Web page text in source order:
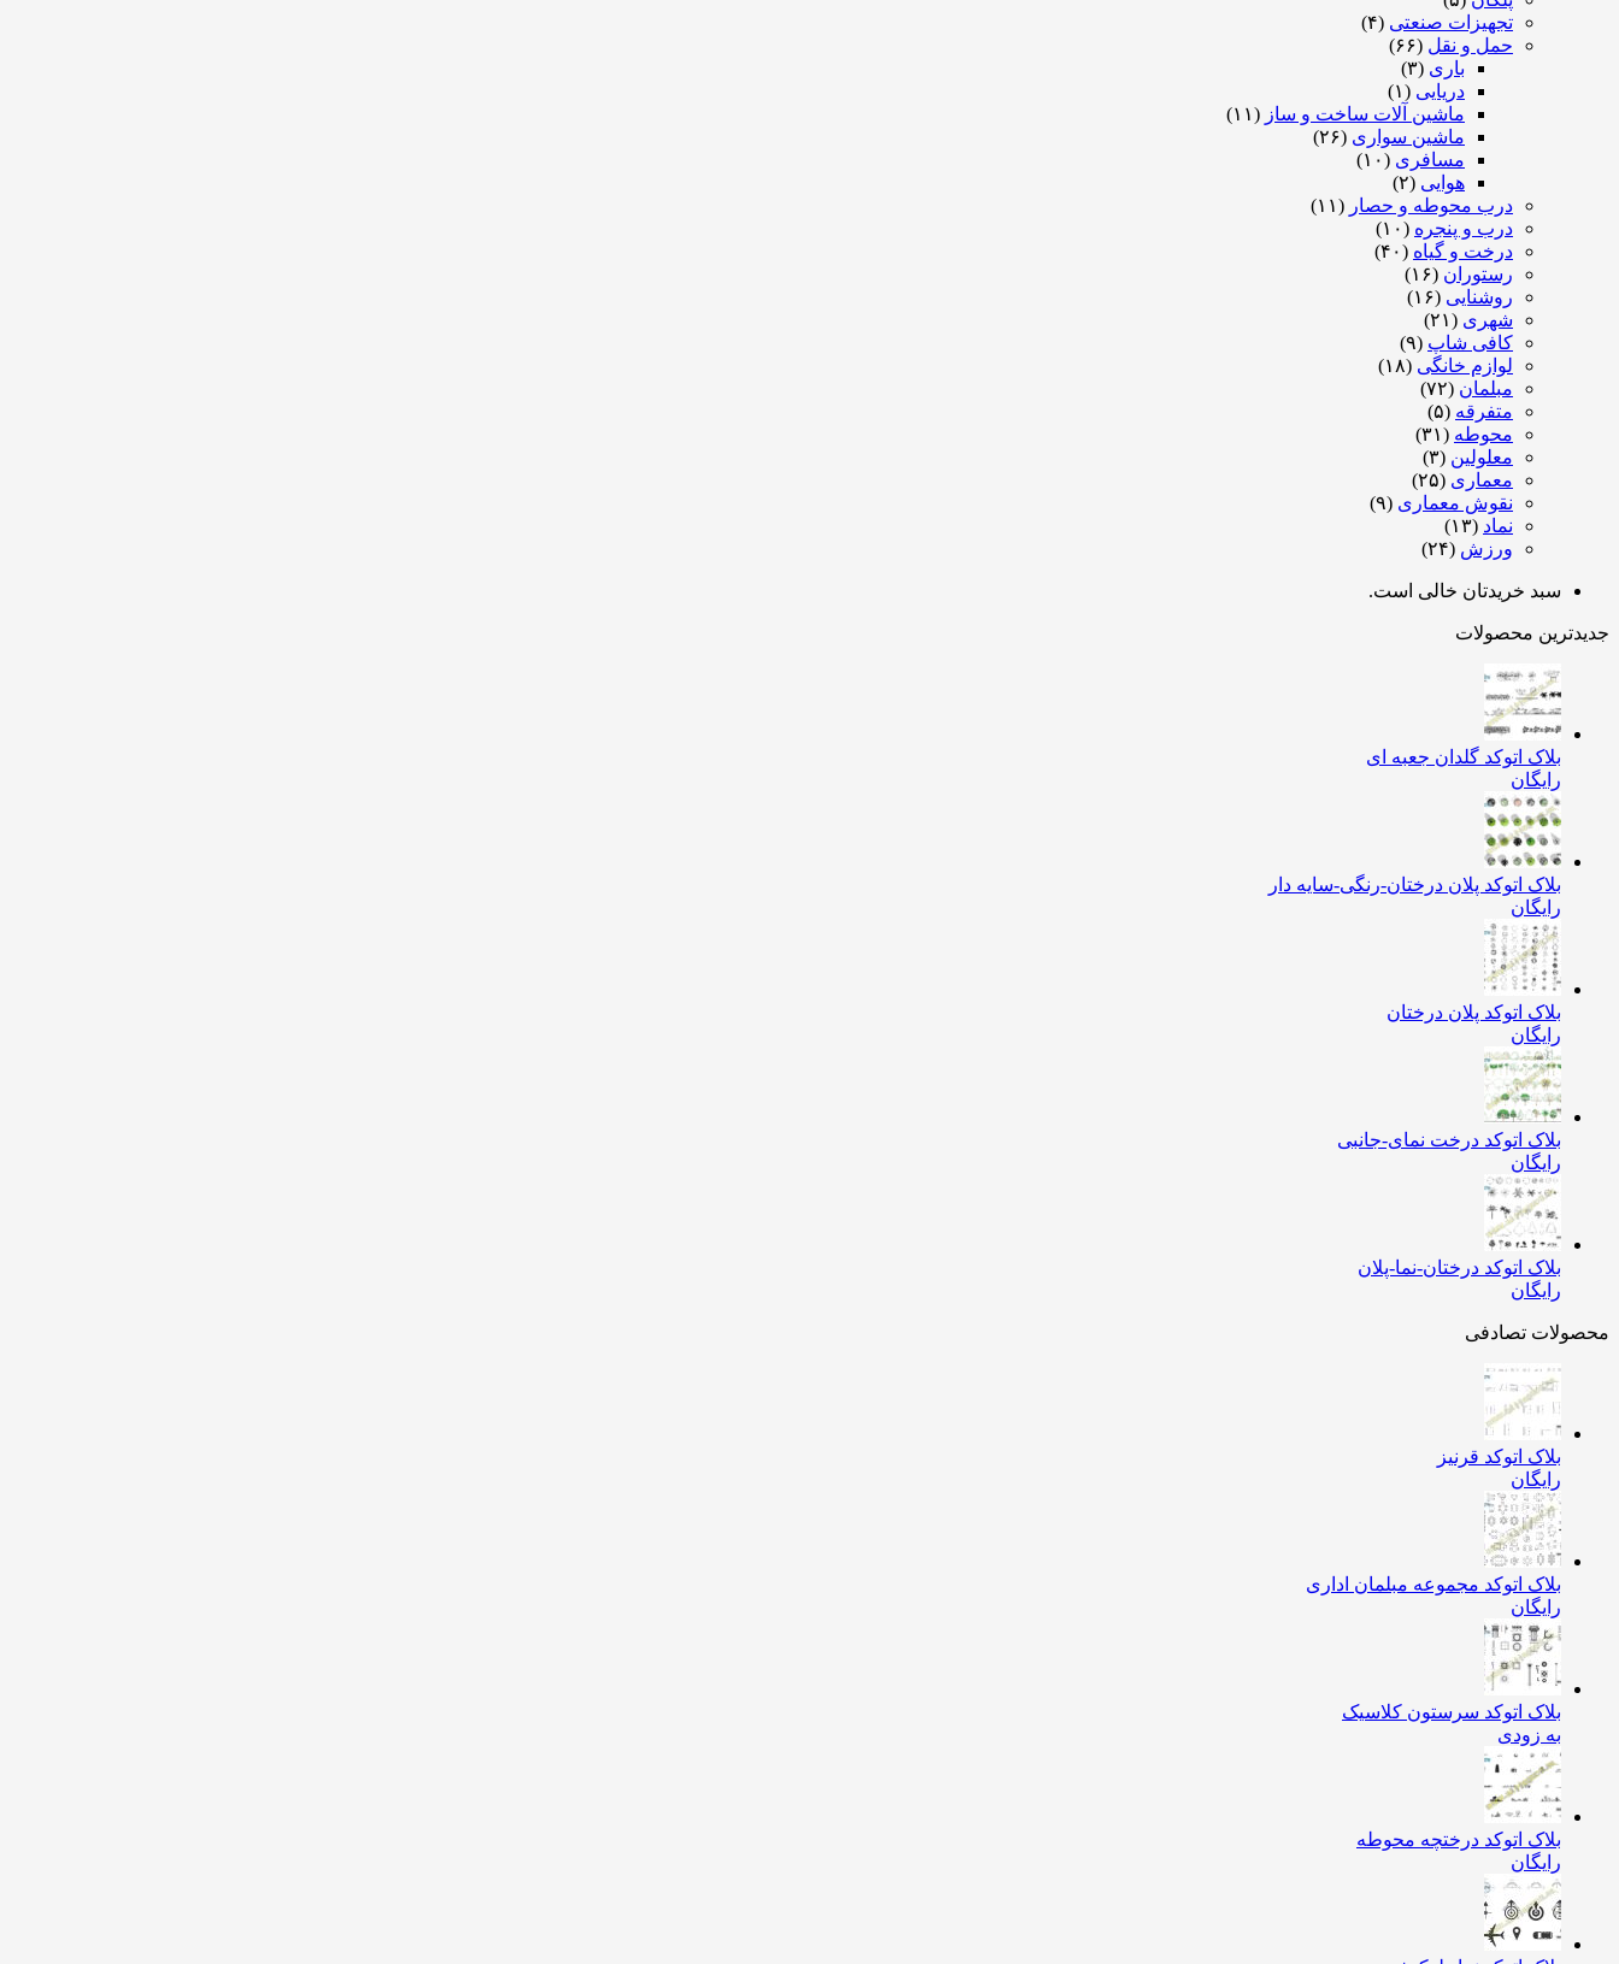
تجهیزات صنعتی (۴)
حمل و نقل (۶۶)
باری (۳)
دریایی (۱)
ماشین آلات ساخت و ساز (۱۱)
ماشین سواری (۲۶)
مسافری (۱۰)
هوایی (۲)
درب محوطه و حصار (۱۱)
درب و پنجره (۱۰)
درخت و گیاه (۴۰)
رستوران (۱۶)
روشنایی (۱۶)
شهری (۲۱)
کافی شاپ (۹)
لوازم خانگی (۱۸)
مبلمان (۷۲)
متفرقه (۵)
محوطه (۳۱)
معلولین (۳)
معماری (۲۵)
نقوش معماری (۹)
نماد (۱۳)
ورزش (۲۴)
سبد خریدتان خالی است.
جدیدترین محصولات
بلاک اتوکد گلدان جعبه ای
رایگان
بلاک اتوکد پلان درختان-رنگی-سایه دار
رایگان
بلاک اتوکد پلان درختان
رایگان
بلاک اتوکد درخت نمای-جانبی
رایگان
بلاک اتوکد درختان-نما-پلان
رایگان
محصولات تصادفی
بلاک اتوکد قرنیز
رایگان
بلاک اتوکد مجموعه مبلمان اداری
رایگان
بلاک اتوکد سرستون کلاسیک
به زودی
بلاک اتوکد درختچه محوطه
رایگان